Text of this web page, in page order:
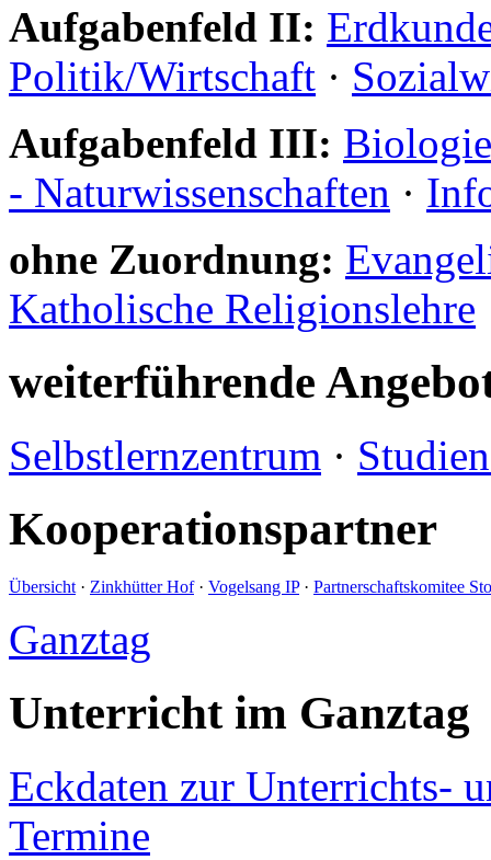
Aufgabenfeld II:
Politik/Wirtschaft ·
Aufgabenfeld III: Biologie
- Naturwissenschaften ·
ohne Zuordnung:
Katholische Religionslehre
weiterführende
Selbstlernzentrum ·
Kooperationspartner
Übersicht · Zinkhütter Hof· Vogelsang IP· Partnerschaftskomitee
Ganztag
Unterricht im Ganztag
Eckdaten zur Unterrichts-
Termine